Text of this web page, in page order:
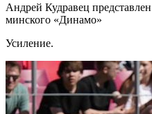
Андрей Кудравец
минского «Динамо»
Усиление.